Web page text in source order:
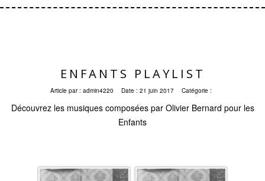
ENFANTS PLAYLIST
Article par : admin4220 Date : 21 juin 2017 Catégorie :
Découvrez les musiques composées par Olivier Bernard pour les
Enfants